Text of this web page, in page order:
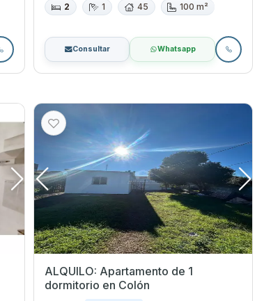
2 1 45 100 m²
Consultar Whatsapp
ALQUILO: Apartamento de 1
dormitorio en Colón